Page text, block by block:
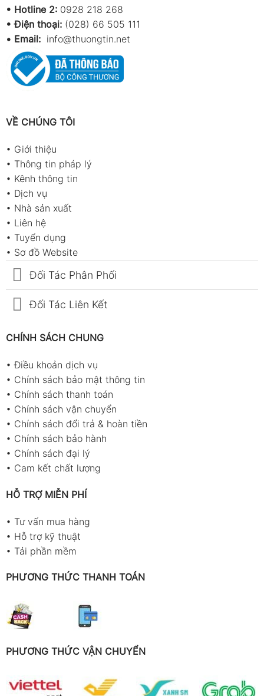
• Hotline 2: 0928 218 268
• Điện thoại: (028) 66 505 111
• Email: info@thuongtin.net
VỀ CHÚNG TÔI
• Giới thiệu
• Thông tin pháp lý
• Kênh thông tin
• Dịch vụ
• Nhà sản xuất
• Liên hệ
• Tuyển dụng
• Sơ đồ Website
Đối Tác Phân Phối
Đối Tác Liên Kết
CHÍNH SÁCH CHUNG
•Điều khoản dịch vụ
• Chính sách bảo mật thông tin
• Chính sách thanh toán
• Chính sách vận chuyển
• Chính sách đổi trả & hoàn tiền
• Chính sách bảo hành
• Chính sách đại lý
• Cam kết chất lượng
HỖ TRỢ MIỄN PHÍ
• Tư vấn mua hàng
• Hỗ trợ kỹ thuật
• Tải phần mềm
PHƯƠNG THỨC THANH TOÁN
PHƯƠNG THỨC VẬN CHUYỂN